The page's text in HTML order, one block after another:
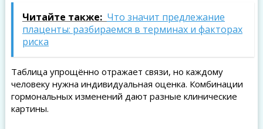
Читайте также: Что значит предлежание
плаценты: разбираемся в терминах и факторах
риска
Таблица упрощённо отражает связи, но каждому
человеку нужна индивидуальная оценка. Комбинации
гормональных изменений дают разные клинические
картины.